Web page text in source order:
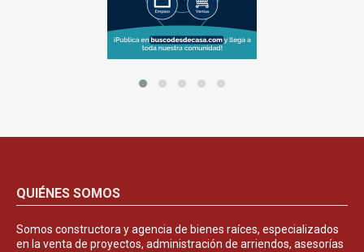
QUIÉNES SOMOS
Somos constructora y agencia de bienes raíces, especializados
en la venta de proyectos, administración de arriendos, asesorías